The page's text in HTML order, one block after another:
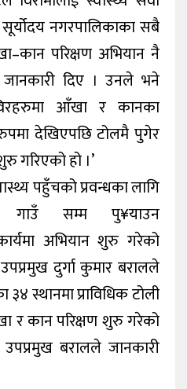
नगरपालिकाका सबै
परिक्षण अभियान नै
दिए । उनले भने
आँखा र कानका
देखिएपछि टोलमै पुगेर
गरिएको हो ।’
पहुँचको प्रवन्धका लागि
गाउँ सम्म पु¥याउन
अभियान शुरु गरेको
दुर्गा कुमार बरालले
स्थानमा प्राविधिक टोली
र कान परिक्षण शुरु गरेको
बरालले जानकारी